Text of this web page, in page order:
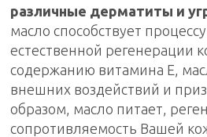
различные дерматиты и
масло способствует
естественной регенерации
содержанию витамина Е,
внешних воздействий и
образом, масло питает,
сопротивляемость Вашей